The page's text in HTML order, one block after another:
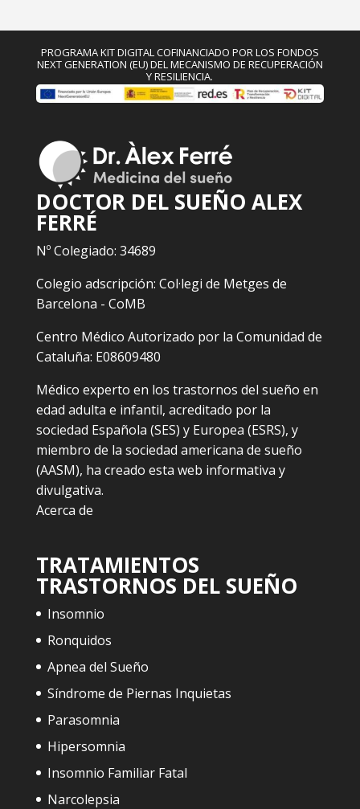
PROGRAMA KIT DIGITAL COFINANCIADO POR LOS FONDOS
NEXT GENERATION (EU) DEL MECANISMO DE RECUPERACIÓN
Y RESILIENCIA.
DOCTOR DEL SUEÑO ALEX
FERRÉ
Nº Colegiado: 34689
Colegio adscripción: Col·legi de Metges de
Barcelona - CoMB
Centro Médico Autorizado por la Comunidad de
Cataluña: E08609480
Médico experto en los trastornos del sueño en
edad adulta e infantil, acreditado por la
sociedad Española (SES) y Europea (ESRS), y
miembro de la sociedad americana de sueño
(AASM), ha creado esta web informativa y
divulgativa.
Acerca de
TRATAMIENTOS
TRASTORNOS DEL SUEÑO
Insomnio
Ronquidos
Apnea del Sueño
Síndrome de Piernas Inquietas
Parasomnia
Hipersomnia
Insomnio Familiar Fatal
Narcolepsia